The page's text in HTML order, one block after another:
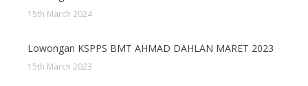
15th March 2024
Lowongan KSPPS BMT AHMAD DAHLAN MARET 2023
15th March 2023